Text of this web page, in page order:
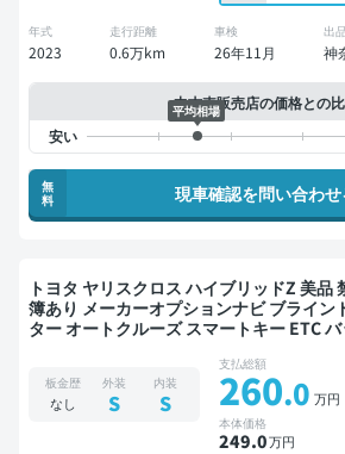
年式
2023
走行距離
0.6万km
車検
26年11月
出
神
中古車販売店の価格との
平均相場
無
料
現車確認を問い合わせ
トヨタ ヤリスクロス ハイブリッドZ 美品 禁煙車 整備記録
簿あり メーカーオプションナビ ブライン
ター オートクルーズ スマートキー ETC
板金歴
なし
外装
S
内装
S
支払総額
260.0 万円
本体価格
249.0万円